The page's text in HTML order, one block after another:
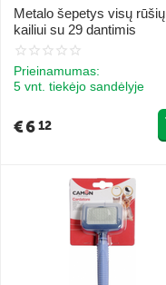
Metalo šepetys visų rūšių
kailiui su 29 dantimis
Prieinamumas:
5 vnt. tiekėjo sandėlyje
€612